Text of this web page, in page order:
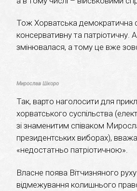
Тож Хорватська демократична
консервативну та патріотичну.
змінювалася, а тому це вже
Мирослав Шкоро
Так, варто наголосити для
хорватського суспільства
зі знаменитим співаком
президентських виборах),
«недостатньо патріотичною».
Власне поява Вітчизняного руху
відмежування колишнього